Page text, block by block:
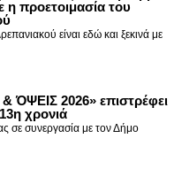
η προετοιμασία του
είναι εδώ και ξεκινά με
ΌΨΕΙΣ 2026» επιστρέφει
χρονιά
σε συνεργασία με τον Δήμο